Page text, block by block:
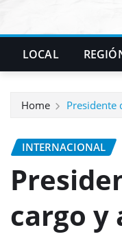
LOCAL
Home Presidente
INTERNACIONAL
cargo y